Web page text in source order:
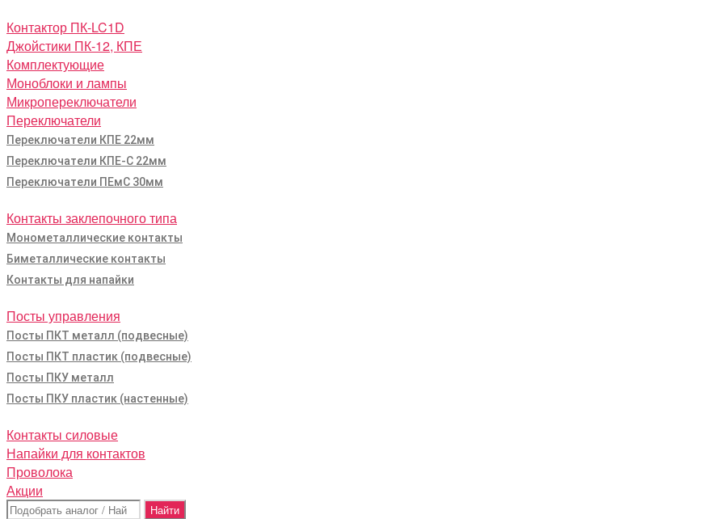
Контактор ПК-LC1D
Джойстики ПК-12, КПЕ
Комплектующие
Моноблоки и лампы
Микропереключатели
Переключатели
Переключатели КПЕ 22мм
Переключатели КПЕ-С 22мм
Переключатели ПЕмС 30мм
Контакты заклепочного типа
Монометаллические контакты
Биметаллические контакты
Контакты для напайки
Посты управления
Посты ПКТ металл (подвесные)
Посты ПКТ пластик (подвесные)
Посты ПКУ металл
Посты ПКУ пластик (настенные)
Контакты силовые
Напайки для контактов
Проволока
Акции
Поиск: